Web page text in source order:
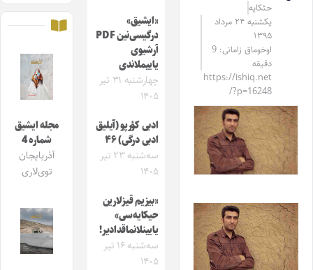
حئکایه
یکشنبه ۲۴ مرداد
۱۳۹۵
اوخوماق زامانی: 9
دقیقه
https://ishiq.net
/?p=16248
«ایشیق»
درگیسی‌نین PDF
آرشیوی
یاییملاندی
چهارشنبه ۳۱ تیر
۱۴۰۵
ادبی کؤرپو (آیلیق
ادبی درگی) ۴۶
سه‌شنبه ۲۳ تیر
۱۴۰۵
«بیزیم قیزلارین
حیکایه‌سی»
یایینلانماقدادیر!
سه‌شنبه ۱۶ تیر
۱۴۰۵
مجله ایشیق
شماره 4
آذربایجان
توی‌لاری